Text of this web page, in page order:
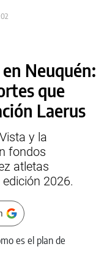
Neuquén:
que
Laerus
y la
fondos
atletas
2026.